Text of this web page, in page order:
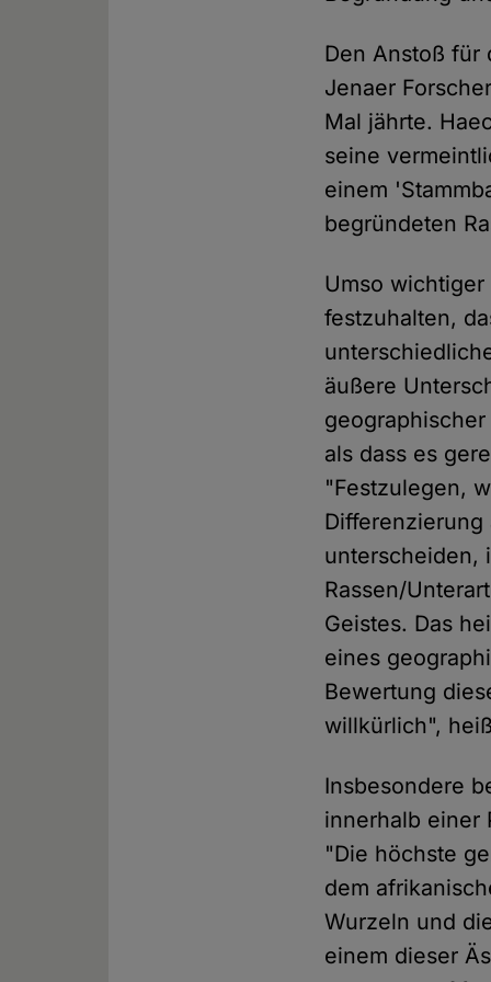
Den Anstoß für
Jenaer
Mal jährte.
seine
einem
begründeten
Umso
festzuhalten,
äußere
als dass es
"Festzulegen,
unterscheiden,
Rassen/
Geistes. Das
eines
Bewertung
willkürlich",
Insbesondere
innerhalb einer
"Die höchste
dem
Wurzeln und
einem dieser